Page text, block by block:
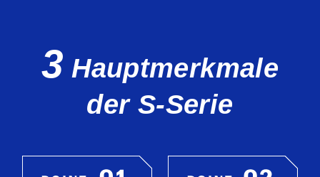
3 Hauptmerkmale
der S-Serie